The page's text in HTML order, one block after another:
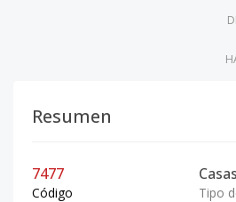
Resumen
7477
Código
Casas
Tipo